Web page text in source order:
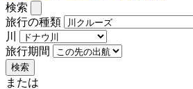
検索
旅行の種類
川
旅行期間
検索
または